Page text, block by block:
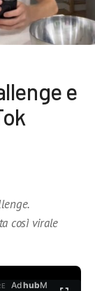
e
così virale
AdhubM